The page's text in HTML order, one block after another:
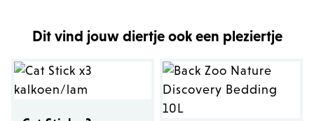
Dit vind jouw diertje ook een pleziertje